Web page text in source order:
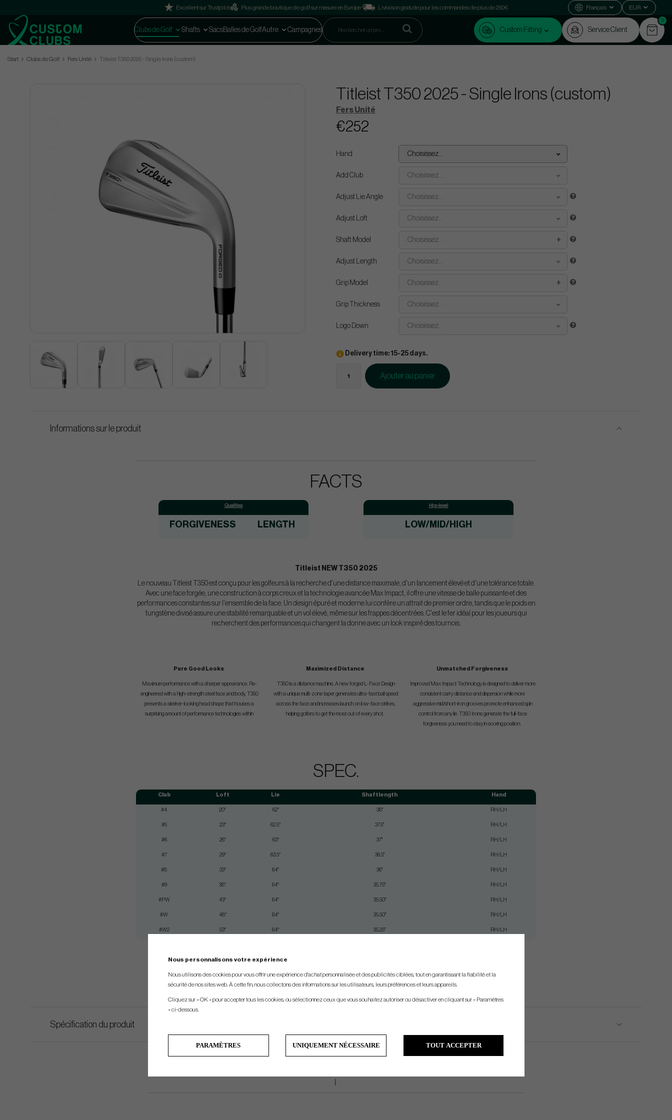
Excellent sur Trustpilot Plus grande boutique de golf sur mesure en Europe Livraison gratuite pour les commandes de plus de 250€ Français EUR
Clubs de Golf Shafts SacsBalles de GolfAutre Campagnes Custom Fitting Service Client
0
Start Clubs de Golf Fers Unité Titleist T350 2025 - Single Irons (custom)
Titleist T350 2025 - Single Irons (custom)
Fers Unité
€252
Hand Choisissez...
Add Club Choisissez...
Adjust Lie Angle Choisissez...
Adjust Loft Choisissez...
Shaft Model Choisissez...
Adjust Length Choisissez...
Grip Model Choisissez...
Grip Thickness Choisissez...
Logo Down Choisissez...
Delivery time: 15-25 days.
Ajouter au panier
Informations sur le produit
FACTS
Qualities:
FORGIVENESS LENGTH
Hcp-level:
LOW/MID/HIGH
Titleist NEW T350 2025
Le nouveau Titleist T350 est conçu pour les golfeurs à la recherche d'une distance maximale, d'un lancement élevé et d'une tolérance totale.
Avec une face forgée, une construction à corps creux et la technologie avancée Max Impact, il offre une vitesse de balle puissante et des
performances constantes sur l'ensemble de la face. Un design épuré et moderne lui confère un attrait de premier ordre, tandis que le poids en
tungstène divisé assure une stabilité remarquable et un vol élevé, même sur les frappes décentrées. C'est le fer idéal pour les joueurs qui
recherchent des performances qui changent la donne avec un look inspiré des tournois.
Pure Good Looks
Maximum performance with a sharper appearance. Re-
engineered with a high-strength steel face and body, T350
presents a sleeker-looking head shape that houses a
surprising amount of performance technologies within
Maximized Distance
T350 is a distance machine. A new forged L-Face Design
with a unique multi-zone taper generates ultra-fast ball speed
across the face and increases launch on low-face strikes,
helping golfers to get the most out of every shot.
Unmatched Forgiveness
Improved Max Impact Technology is designed to deliver more
consistent carry distance and dispersion while more
aggressive mid/short-iron grooves promote enhanced spin
control from any lie. T350 Irons generate the full-face
forgiveness you need to stay in scoring position.
SPEC.
Club Loft Lie Shaftlength Hand
#4 20° 62° 38" RH/LH
#5 23° 62.5° 37.5" RH/LH
#6 26° 63° 37" RH/LH
#7 29° 63.5° 36.5" RH/LH
#8 33° 64° 36" RH/LH
#9 38° 64° 35.75" RH/LH
#PW 43° 64° 35.50" RH/LH
#W 48° 64° 35.50" RH/LH
#W2 53° 64° 35.25" RH/LH
All manufacturers always tries to build all clubs as close to standard as possible
Spécification du produit
Nous personnalisons votre expérience
Nous utilisons des cookies pour vous offrir une expérience d'achat personnalisée et des publicités ciblées, tout en garantissant la fiabilité et la
sécurité de nos sites web. À cette fin, nous collectons des informations sur les utilisateurs, leurs préférences et leurs appareils.
Cliquez sur « OK » pour accepter tous les cookies, ou sélectionnez ceux que vous souhaitez autoriser ou désactiver en cliquant sur « Paramètres
» ci-dessous.
PARAMÈTRES UNIQUEMENT NÉCESSAIRE TOUT ACCEPTER